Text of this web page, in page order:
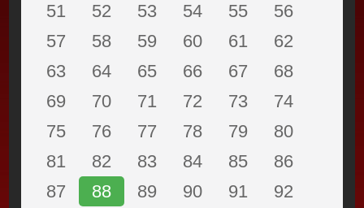
51
52 53 54 55
56
57
58 59 60 61
62
63
64 65 66 67
68
69
70 71 72 73
74
75
76 77 78 79
80
81
82 83 84 85
86
87
88 89 90 91
92